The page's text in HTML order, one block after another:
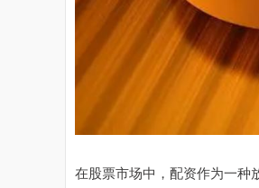
在股票市场中，配资作为一种